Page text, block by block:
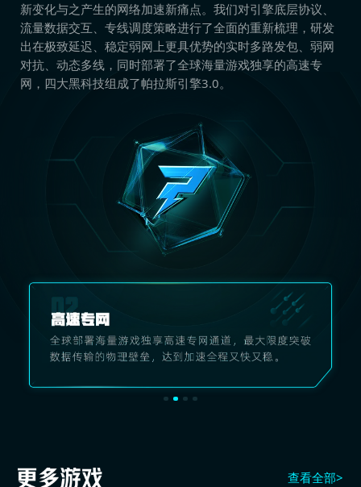
新变化与之产生的网络加速新痛点。我们对引擎底层协议、
流量数据交互、专线调度策略进行了全面的重新梳理，研发
出在极致延迟、稳定弱网上更具优势的实时多路发包、弱网
对抗、动态多线，同时部署了全球海量游戏独享的高速专
网，四大黑科技组成了帕拉斯引擎3.0。
查看全部>